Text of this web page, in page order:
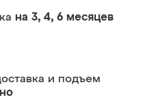
на 3, 4, 6 месяцев
и подъем